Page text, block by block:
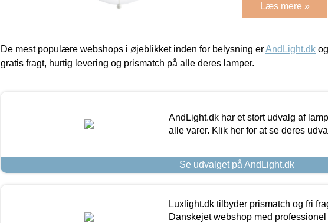
Læs mere »
De mest populære webshops i øjeblikket inden for belysning erAndLight.dk og
gratis fragt, hurtig levering og prismatch på alle deres lamper.
AndLight.dk har et stort udvalg af
alle varer. Klik her for at se deres
Se udvalget på AndLight.dk
Luxlight.dk tilbyder prismatch og fri
Danskejet webshop med